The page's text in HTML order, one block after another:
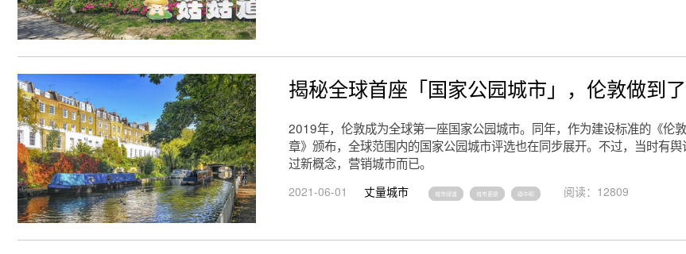
揭秘全球首座「国家公园城市」，伦敦做到了
2019年，伦敦成为全球第一座国家公园城市。同年，作为建设标准的《伦
章》颁布，全球范围内的国家公园城市评选也在同步展开。不过，当时有
过新概念，营销城市而已。
2021-06-01 丈量城市 城市绿道 城市更新 碳中和 阅读：12809